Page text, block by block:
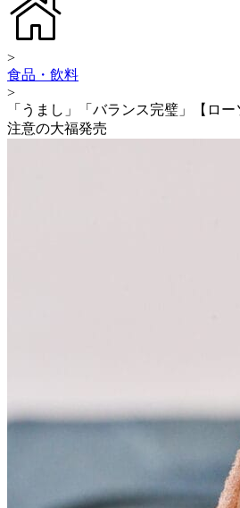
>
食品・飲料
>
「うまし」「バランス完璧」【ロ
注意の大福発売